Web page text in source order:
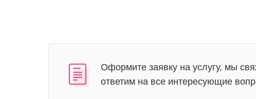
Оформите заявку на услугу, мы
ответим на все интересующие